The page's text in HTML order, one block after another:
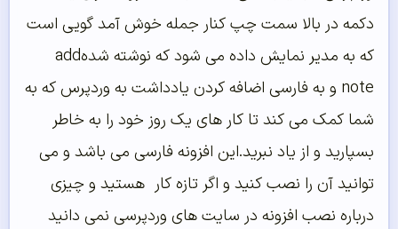
دکمه در بالا سمت چپ کنار جمله خوش آمد گویی است
که به مدیر نمایش داده می شود که نوشته شدهadd
note و به فارسی اضافه کردن یادداشت به وردپرس که به
شما کمک می کند تا کار های یک روز خود را به خاطر
بسپارید و از یاد نبرید.این افزونه فارسی می باشد و می
توانید آن را نصب کنید و اگر تازه کار هستید و چیزی
درباره نصب افزونه در سایت های وردپرسی نمی دانید